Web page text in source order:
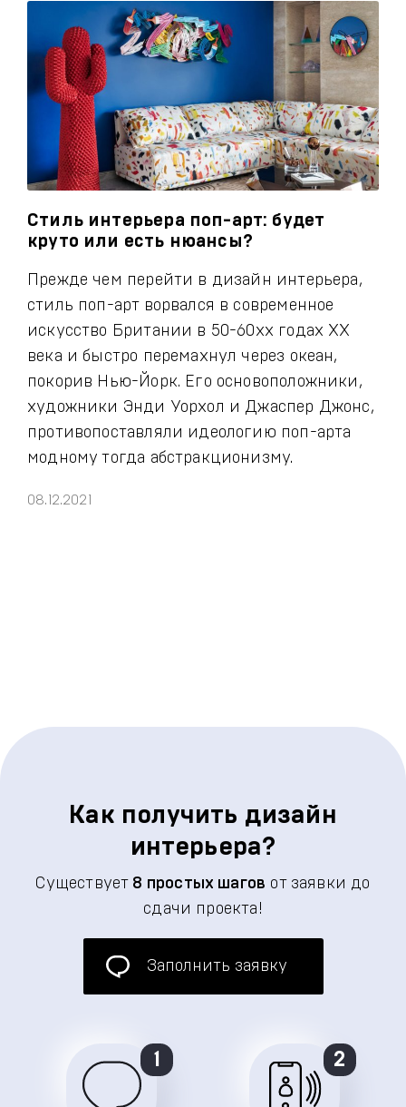
Стиль интерьера поп-арт: будет
круто или есть нюансы?
Прежде чем перейти в дизайн интерьера,
стиль поп-арт ворвался в современное
искусство Британии в 50-60хх годах ХХ
века и быстро перемахнул через океан,
покорив Нью-Йорк. Его основоположники,
художники Энди Уорхол и Джаспер Джонс,
противопоставляли идеологию поп-арта
модному тогда абстракционизму.
08.12.2021
Как получить дизайн
интерьера?
Существует 8 простых шагов от заявки до
сдачи проекта!
Заполнить заявку
1 2